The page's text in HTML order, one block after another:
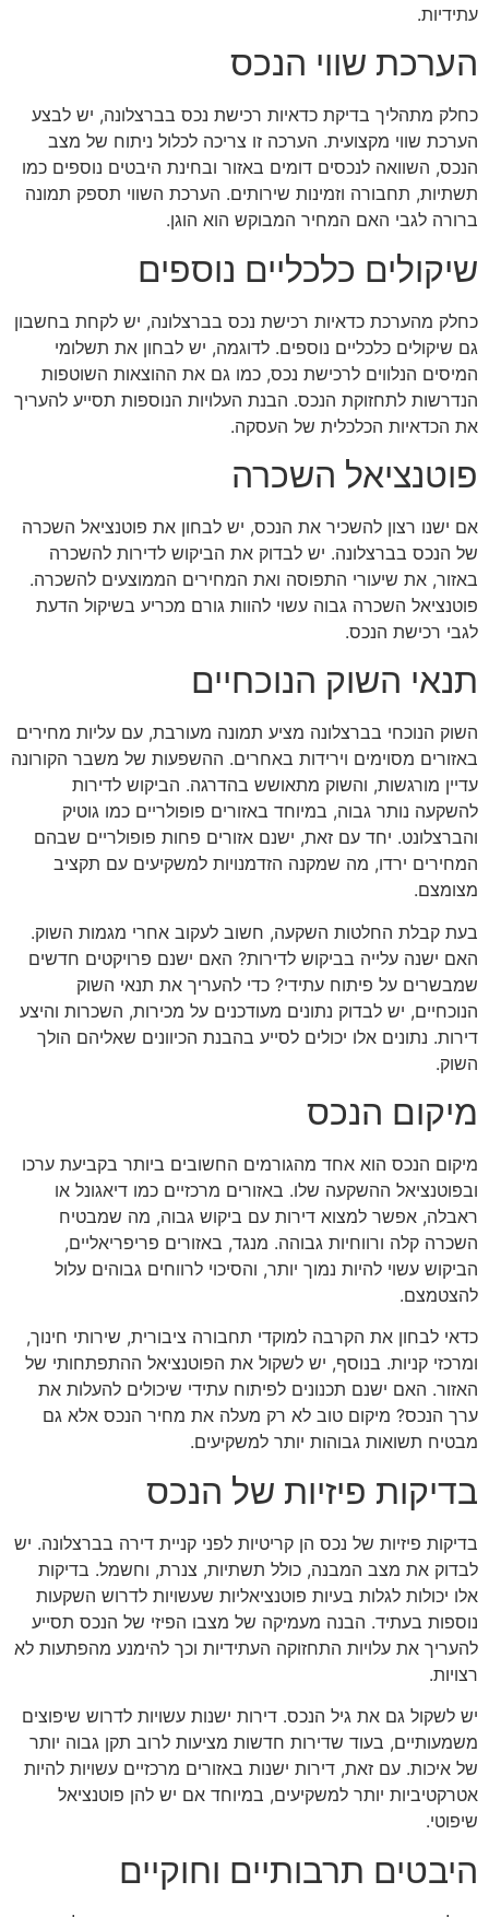
עתידיות.
הערכת שווי הנכס
כחלק מתהליך בדיקת כדאיות רכישת נכס בברצלונה, יש לבצע
הערכת שווי מקצועית. הערכה זו צריכה לכלול ניתוח של מצב
הנכס, השוואה לנכסים דומים באזור ובחינת היבטים נוספים כמו
תשתיות, תחבורה וזמינות שירותים. הערכת השווי תספק תמונה
ברורה לגבי האם המחיר המבוקש הוא הוגן.
שיקולים כלכליים נוספים
כחלק מהערכת כדאיות רכישת נכס בברצלונה, יש לקחת בחשבון
גם שיקולים כלכליים נוספים. לדוגמה, יש לבחון את תשלומי
המיסים הנלווים לרכישת נכס, כמו גם את ההוצאות השוטפות
הנדרשות לתחזוקת הנכס. הבנת העלויות הנוספות תסייע להעריך
את הכדאיות הכלכלית של העסקה.
פוטנציאל השכרה
אם ישנו רצון להשכיר את הנכס, יש לבחון את פוטנציאל השכרה
של הנכס בברצלונה. יש לבדוק את הביקוש לדירות להשכרה
באזור, את שיעורי התפוסה ואת המחירים הממוצעים להשכרה.
פוטנציאל השכרה גבוה עשוי להוות גורם מכריע בשיקול הדעת
לגבי רכישת הנכס.
תנאי השוק הנוכחיים
השוק הנוכחי בברצלונה מציע תמונה מעורבת, עם עליות מחירים
באזורים מסוימים וירידות באחרים. ההשפעות של משבר הקורונה
עדיין מורגשות, והשוק מתאושש בהדרגה. הביקוש לדירות
להשקעה נותר גבוה, במיוחד באזורים פופולריים כמו גוטיק
והברצלונט. יחד עם זאת, ישנם אזורים פחות פופולריים שבהם
המחירים ירדו, מה שמקנה הזדמנויות למשקיעים עם תקציב
מצומצם.
בעת קבלת החלטות השקעה, חשוב לעקוב אחרי מגמות השוק.
האם ישנה עלייה בביקוש לדירות? האם ישנם פרויקטים חדשים
שמבשרים על פיתוח עתידי? כדי להעריך את תנאי השוק
הנוכחיים, יש לבדוק נתונים מעודכנים על מכירות, השכרות והיצע
דירות. נתונים אלו יכולים לסייע בהבנת הכיוונים שאליהם הולך
השוק.
מיקום הנכס
מיקום הנכס הוא אחד מהגורמים החשובים ביותר בקביעת ערכו
ובפוטנציאל ההשקעה שלו. באזורים מרכזיים כמו דיאגונל או
ראבלה, אפשר למצוא דירות עם ביקוש גבוה, מה שמבטיח
השכרה קלה ורווחיות גבוהה. מנגד, באזורים פריפריאליים,
הביקוש עשוי להיות נמוך יותר, והסיכוי לרווחים גבוהים עלול
להצטמצם.
כדאי לבחון את הקרבה למוקדי תחבורה ציבורית, שירותי חינוך,
ומרכזי קניות. בנוסף, יש לשקול את הפוטנציאל ההתפתחותי של
האזור. האם ישנם תכנונים לפיתוח עתידי שיכולים להעלות את
ערך הנכס? מיקום טוב לא רק מעלה את מחיר הנכס אלא גם
מבטיח תשואות גבוהות יותר למשקיעים.
בדיקות פיזיות של הנכס
בדיקות פיזיות של נכס הן קריטיות לפני קניית דירה בברצלונה. יש
לבדוק את מצב המבנה, כולל תשתיות, צנרת, וחשמל. בדיקות
אלו יכולות לגלות בעיות פוטנציאליות שעשויות לדרוש השקעות
נוספות בעתיד. הבנה מעמיקה של מצבו הפיזי של הנכס תסייע
להעריך את עלויות התחזוקה העתידיות וכך להימנע מהפתעות לא
רצויות.
יש לשקול גם את גיל הנכס. דירות ישנות עשויות לדרוש שיפוצים
משמעותיים, בעוד שדירות חדשות מציעות לרוב תקן גבוה יותר
של איכות. עם זאת, דירות ישנות באזורים מרכזיים עשויות להיות
אטרקטיביות יותר למשקיעים, במיוחד אם יש להן פוטנציאל
שיפוטי.
היבטים תרבותיים וחוקיים